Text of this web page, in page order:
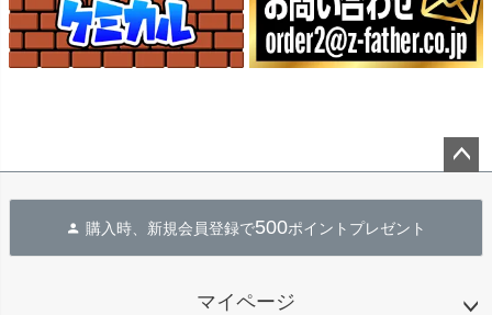
へ
購入時、新規会員登録で500ポイントプレゼント
マイページ